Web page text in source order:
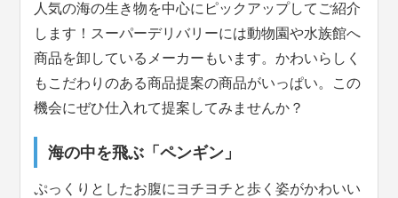
人気の海の生き物を中心にピックアップしてご紹介
します！スーパーデリバリーには動物園や水族館へ
商品を卸しているメーカーもいます。かわいらしく
もこだわりのある商品提案の商品がいっぱい。この
機会にぜひ仕入れて提案してみませんか？
海の中を飛ぶ「ペンギン」
ぷっくりとしたお腹にヨチヨチと歩く姿がかわいい